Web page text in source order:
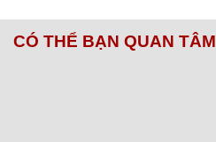
CÓ THỂ BẠN QUAN TÂM